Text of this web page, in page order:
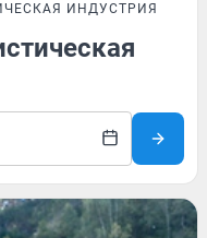
ИНДУСТРИЯ